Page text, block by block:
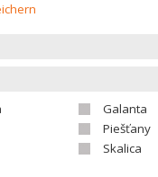
Galanta
Piešťany
Skalica